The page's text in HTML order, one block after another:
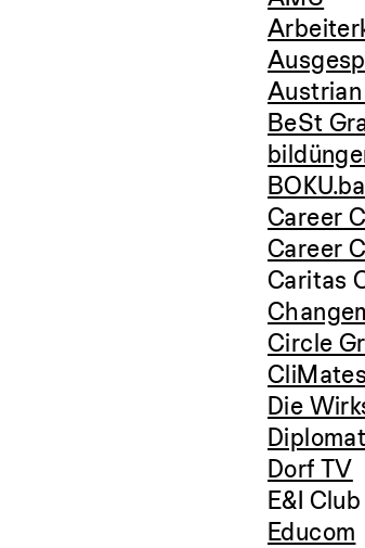
BeSt
Career
Career
Caritas
Circle
CliMates
Die
Dorf TV
E&I Club
Educom